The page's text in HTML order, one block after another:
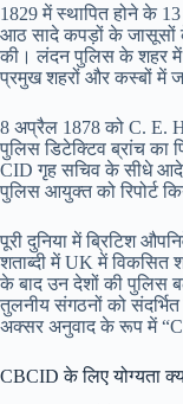
1829 में स्थापित होने के
आठ सादे कपड़ों के जासूसों
की। लंदन पुलिस के शहर में
प्रमुख शहरों और कस्बों में
8 अप्रैल 1878 को C. E.
पुलिस डिटेक्टिव ब्रांच
CID ​​​​गृह सचिव के सीधे
पुलिस आयुक्त को रिपोर्ट
पूरी दुनिया में ब्रिटिश
शताब्दी में UK में विकसित
के बाद उन देशों की पुलिस
तुलनीय संगठनों को
अक्सर अनुवाद के रूप में
CBCID के लिए योग्यता